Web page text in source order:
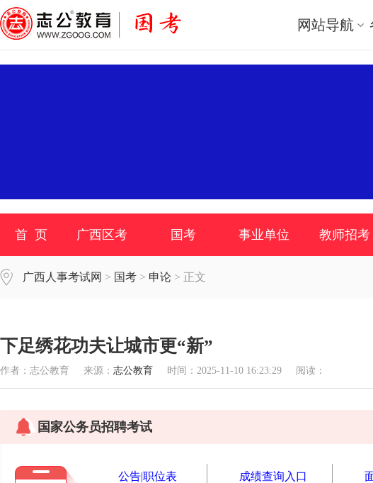
网站导航
首 页 广西区考 国考 事业单位 教师招考
广西人事考试网 > 国考 > 申论 > 正文
下足绣花功夫让城市更“新”
作者：志公教育 来源： 志公教育 时间：2025-11-10 16:23:29 阅读：
国家公务员招聘考试
公告|职位表 成绩查询入口